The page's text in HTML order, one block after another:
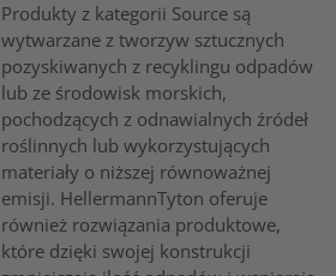
Produkty z kategorii Source są
wytwarzane z tworzyw sztucznych
pozyskiwanych z recyklingu odpadów
lub ze środowisk morskich,
pochodzących z odnawialnych źródeł
roślinnych lub wykorzystujących
materiały o niższej równoważnej
emisji. HellermannTyton oferuje
również rozwiązania produktowe,
które dzięki swojej konstrukcji